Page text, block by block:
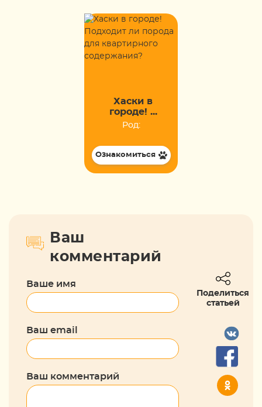
Хаски в
городе! ...
Род:
Ознакомиться
Ваш
комментарий
Ваше имя
Ваш email
Ваш комментарий
Поделиться
статьей